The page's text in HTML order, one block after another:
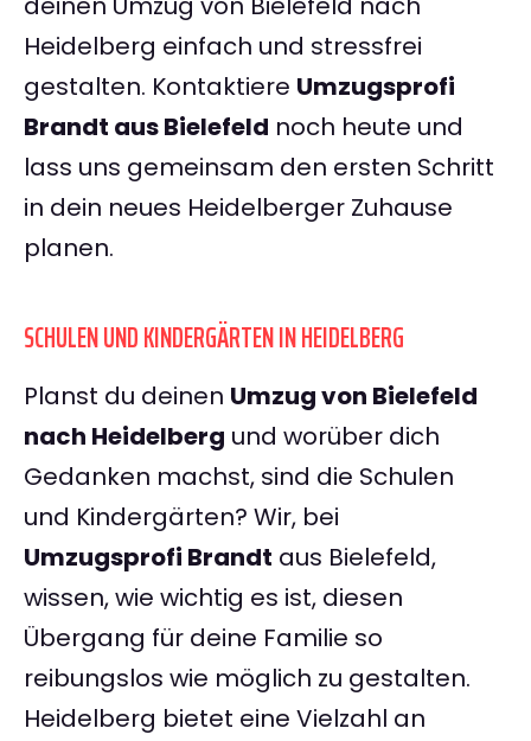
Heidelberg einfach und stressfrei
gestalten. Kontaktiere Umzugsprofi
Brandt aus Bielefeld noch heute und
lass uns gemeinsam den ersten Schritt
in dein neues Heidelberger Zuhause
planen.
SCHULEN UND KINDERGÄRTEN IN HEIDELBERG
Planst du deinen Umzug von Bielefeld
nach Heidelberg und worüber dich
Gedanken machst, sind die Schulen
und Kindergärten? Wir, bei
Umzugsprofi Brandt aus Bielefeld,
wissen, wie wichtig es ist, diesen
Übergang für deine Familie so
reibungslos wie möglich zu gestalten.
Heidelberg bietet eine Vielzahl an